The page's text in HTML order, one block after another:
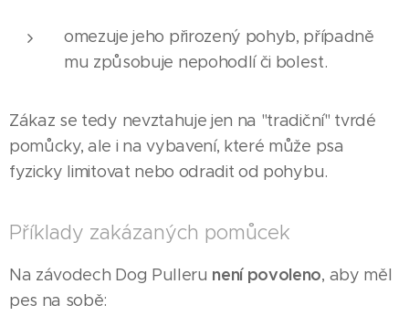
omezuje jeho přirozený pohyb, případně
mu způsobuje nepohodlí či bolest.
Zákaz se tedy nevztahuje jen na "tradiční" tvrdé
pomůcky, ale i na vybavení, které může psa
fyzicky limitovat nebo odradit od pohybu.
Příklady zakázaných pomůcek
Na závodech Dog Pulleru není povoleno, aby měl
pes na sobě: